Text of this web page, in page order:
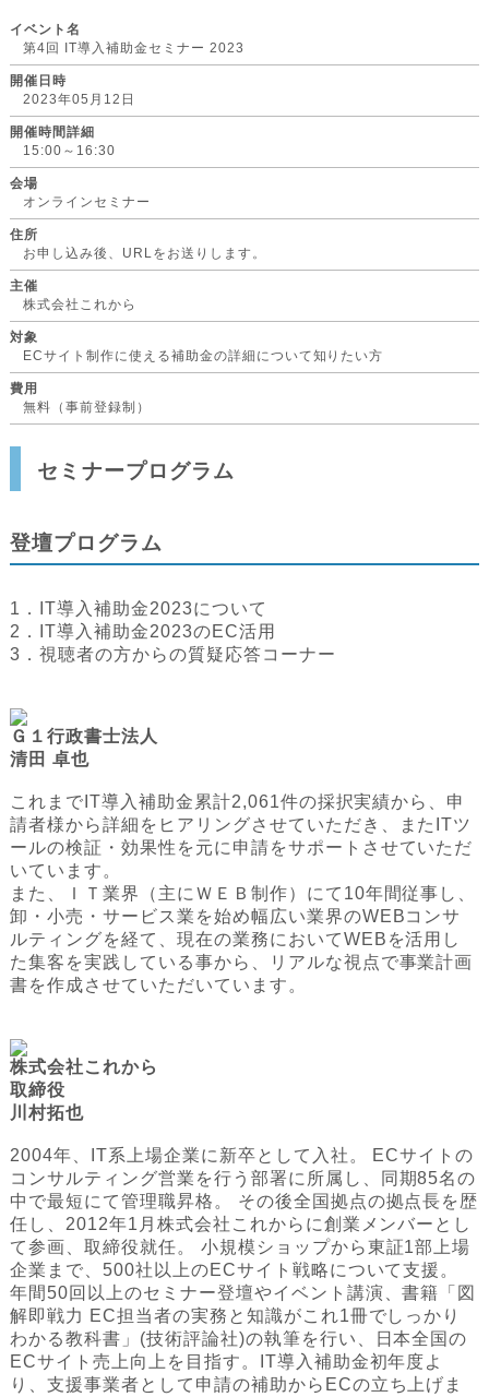
イベント名
第4回 IT導入補助金セミナー 2023
開催日時
2023年05月12日
開催時間詳細
15:00～16:30
会場
オンラインセミナー
住所
お申し込み後、URLをお送りします。
主催
株式会社これから
対象
ECサイト制作に使える補助金の詳細について知りたい方
費用
無料（事前登録制）
セミナープログラム
登壇プログラム
1．IT導入補助金2023について
2．IT導入補助金2023のEC活用
3．視聴者の方からの質疑応答コーナー
Ｇ１行政書士法人
清田 卓也
これまでIT導入補助金累計2,061件の採択実績から、申
請者様から詳細をヒアリングさせていただき、またITツ
ールの検証・効果性を元に申請をサポートさせていただ
いています。
また、ＩＴ業界（主にＷＥＢ制作）にて10年間従事し、
卸・小売・サービス業を始め幅広い業界のWEBコンサ
ルティングを経て、現在の業務においてWEBを活用し
た集客を実践している事から、リアルな視点で事業計画
書を作成させていただいています。
株式会社これから
取締役
川村拓也
2004年、IT系上場企業に新卒として入社。 ECサイトの
コンサルティング営業を行う部署に所属し、同期85名の
中で最短にて管理職昇格。 その後全国拠点の拠点長を歴
任し、2012年1月株式会社これからに創業メンバーとし
て参画、取締役就任。 小規模ショップから東証1部上場
企業まで、500社以上のECサイト戦略について支援。
年間50回以上のセミナー登壇やイベント講演、書籍「図
解即戦力 EC担当者の実務と知識がこれ1冊でしっかり
わかる教科書」(技術評論社)の執筆を行い、日本全国の
ECサイト売上向上を目指す。IT導入補助金初年度よ
り、支援事業者として申請の補助からECの立ち上げま